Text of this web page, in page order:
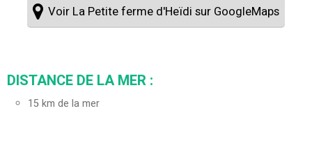
Voir La Petite ferme d'Heïdi sur GoogleMaps
DISTANCE DE LA MER :
15km de la mer